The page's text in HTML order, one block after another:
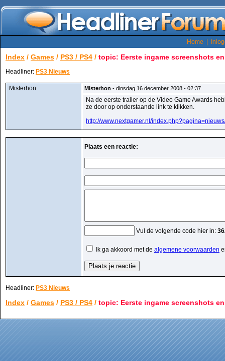
Home
Index / Games / PS3 / PS4 / topic: Eerste ingame screenshots
Headliner: PS3 Nieuws
Misterhon Misterhon - dinsdag 16 december 2008 - 02:37
Na de eerste trailer op de Video Game Awards
ze door op onderstaande link te klikken.
http://www.nextgamer.nl/
Plaats een reactie:
Vul de volgende code hier in:
Ik ga akkoord met de algemene voorwaarden
Headliner: PS3 Nieuws
Index / Games / PS3 / PS4 / topic: Eerste ingame screenshots